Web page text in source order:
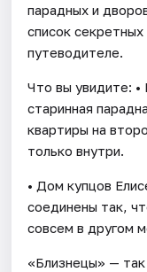
парадных и
список
путеводителе.
Что вы увидите: •
старинная
квартиры на
только внутри.
• Дом купцов
соединены так,
совсем в другом
«Близнецы» —